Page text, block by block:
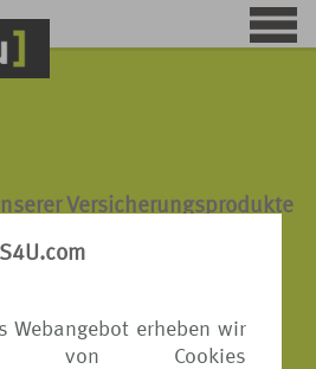
Webangebot erheben wir
von Cookies
Versicherungsprodukte
oder wir Ihnen bei einer
dürfen, sprechen Sie uns